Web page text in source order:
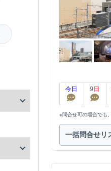
今日 9 日
※問合せ可の場合でも
一括問合せリ